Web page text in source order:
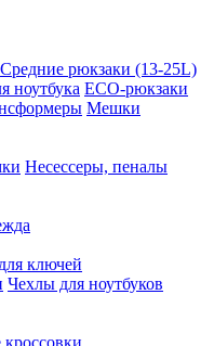
Средние рюкзаки (13-25L)
ноутбука ECO-рюкзаки
Мешки
Несессеры, пеналы
ключей
Чехлы для ноутбуков